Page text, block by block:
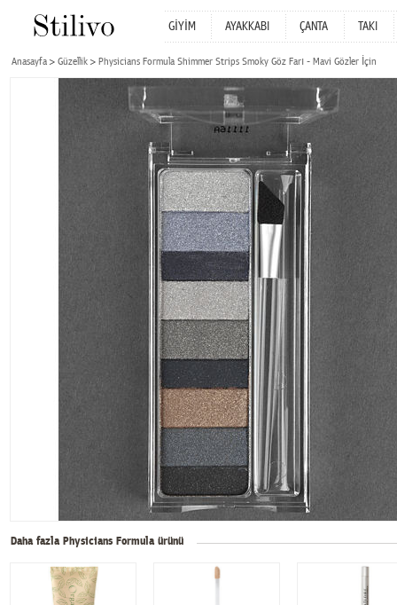
GİYİM AYAKKABI ÇANTA TAKI
Anasayfa Güzellik Physicians Formula Shimmer Strips Smoky Göz Farı - Mavi Gözler İçin
Daha fazla Physicians Formula ürünü